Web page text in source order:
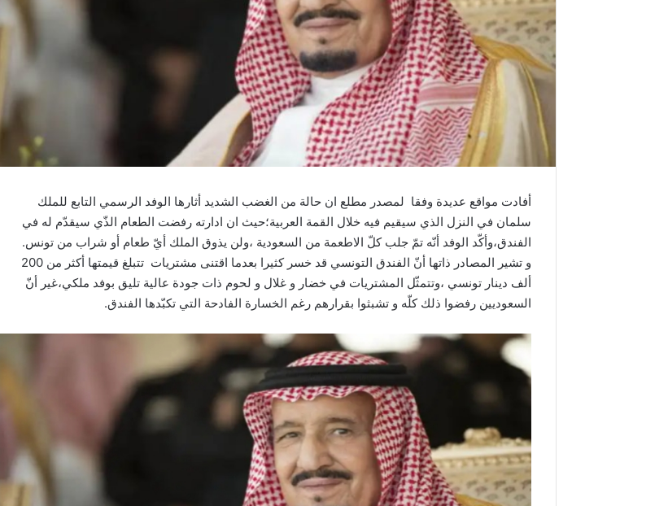
أفادت مواقع عديدة وفقا لمصدر مطلع ان حالة من الغضب الشديد أثارها الوفد الرسمي التابع للملك
سلمان في النزل الذي سيقيم فيه خلال القمة العربية؛حيث ان ادارته رفضت الطعام الذّي سيقدّم له في
الفندق،وأكّد الوفد أنّه تمّ جلب كلّ الاطعمة من السعودية ،ولن يذوق الملك أيّ طعام أو شراب من تونس.
و تشير المصادر ذاتها أنّ الفندق التونسي قد خسر كثيرا بعدما اقتنى مشتريات تتبلغ قيمتها أكثر من 200
ألف دينار تونسي ،وتتمثّل المشتريات في خضار و غلال و لحوم ذات جودة عالية تليق بوفد ملكي،غير أنّ
السعوديين رفضوا ذلك كلّه و تشبثوا بقرارهم رغم الخسارة الفادحة التي تكبّدها الفندق.